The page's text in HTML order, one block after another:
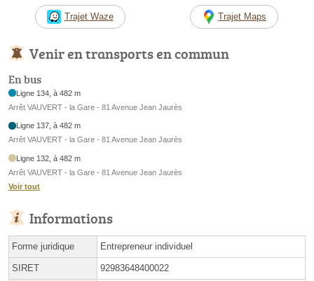
Trajet Waze Trajet Maps
Venir en transports en commun
En bus
Ligne 134, à 482 m
Arrêt VAUVERT - la Gare - 81 Avenue Jean Jaurès
Ligne 137, à 482 m
Arrêt VAUVERT - la Gare - 81 Avenue Jean Jaurès
Ligne 132, à 482 m
Arrêt VAUVERT - la Gare - 81 Avenue Jean Jaurès
Voir tout
Informations
Forme juridique Entrepreneur individuel
SIRET 92983648400022